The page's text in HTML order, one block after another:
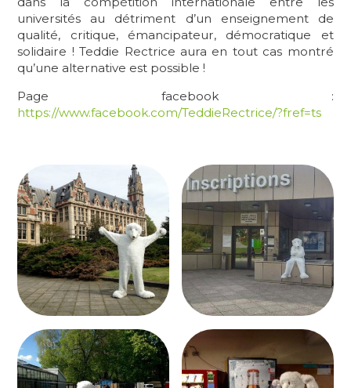
universités au détriment d’un enseignement de
qualité, critique, émancipateur, démocratique et
solidaire ! Teddie Rectrice aura en tout cas montré
qu’une alternative est possible !
Page facebook :
https://www.facebook.com/TeddieRectrice/?fref=ts